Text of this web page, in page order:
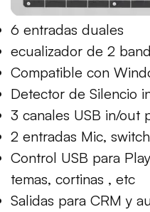
6 entradas duales
ecualizador de 2
Compatible con
Detector de Silencio
3 canales USB in/out
2 entradas Mic,
Control USB para
temas, cortinas , etc
Salidas para CRM y